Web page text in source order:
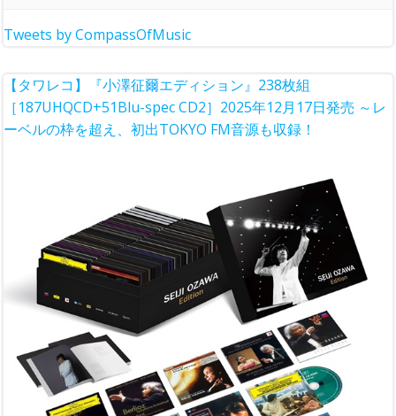
Tweets by CompassOfMusic
【タワレコ】『小澤征爾エディション』238枚組
［187UHQCD+51Blu-spec CD2］2025年12月17日発売 ～レ
ーベルの枠を超え、初出TOKYO FM音源も収録！